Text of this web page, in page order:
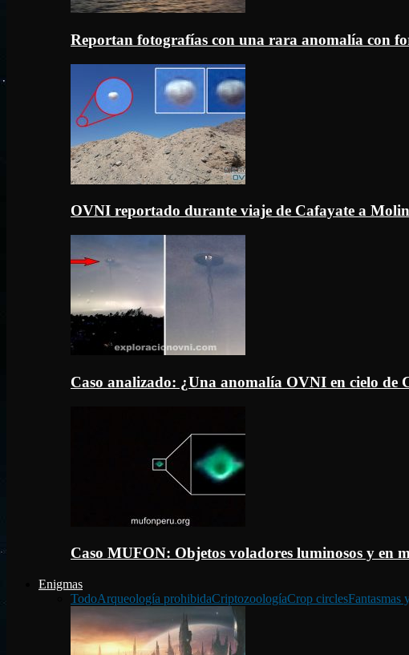
Reportan fotografías con una rara anomalía con
OVNI reportado durante viaje de Cafayate a
Caso analizado: ¿Una anomalía OVNI en cielo de
Caso MUFON: Objetos voladores luminosos y en
Enigmas
TodoArqueología prohibidaCriptozoologíaCrop circlesFantasmas